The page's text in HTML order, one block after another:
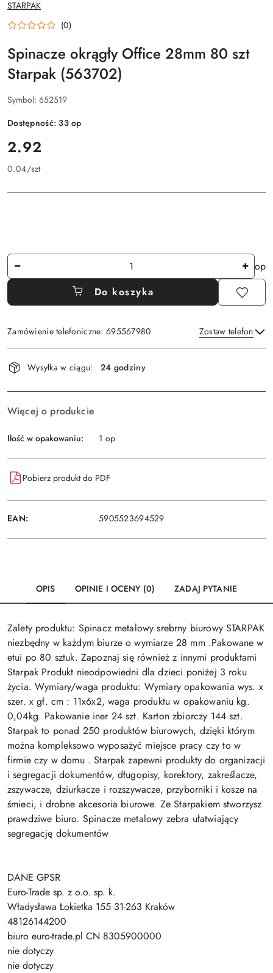
PRODUCENTA:
STARPAK
(0)
Spinacze okrągły Office 28mm 80 szt
Starpak (563702)
Symbol: 652519
Dostępność:33op
cena:
2.92
0.04/szt
Ilość
op
Do koszyka
Zamówienie telefoniczne: 695567980 Zostaw telefon
Dostępność
i
dostawa
Wysyłka w ciągu: 24 godziny
Więcej o produkcie
Ilość w opakowaniu: 1 op
Pobierz produkt do PDF
EAN: 5905523694529
OPIS OPINIE I OCENY (0) ZADAJ PYTANIE
Zalety produktu: Spinacz metalowy srebrny biurowy STARPAK
niezbędny w każdym biurze o wymiarze 28 mm .Pakowane w
etui po 80 sztuk. Zapoznaj się również z innymi produktami
Starpak Produkt nieodpowiedni dla dzieci poniżej 3 roku
życia. Wymiary/waga produktu: Wymiary opakowania wys. x
szer. x gł. cm : 11x6x2, waga produktu w opakowaniu kg.
0,04kg. Pakowanie iner 24 szt. Karton zbiorczy 144 szt.
Starpak to ponad 250 produktów biurowych, dzięki którym
można kompleksowo wyposażyć miejsce pracy czy to w
firmie czy w domu . Starpak zapewni produkty do organizacji
i segregacji dokumentów, długopisy, korektory, zakreślacze,
zszywacze, dziurkacze i rozszywacze, przyborniki i kosze na
śmieci, i drobne akcesoria biurowe. Ze Starpakiem stworzysz
prawdziwe biuro. Spinacze metalowy zebra ułatwiający
segregację dokumentów
DANE GPSR
Euro-Trade sp. z o.o. sp. k.
Władysława Łokietka 155 31-263 Kraków
48126144200
biuro euro-trade.pl CN 8305900000
nie dotyczy
nie dotyczy